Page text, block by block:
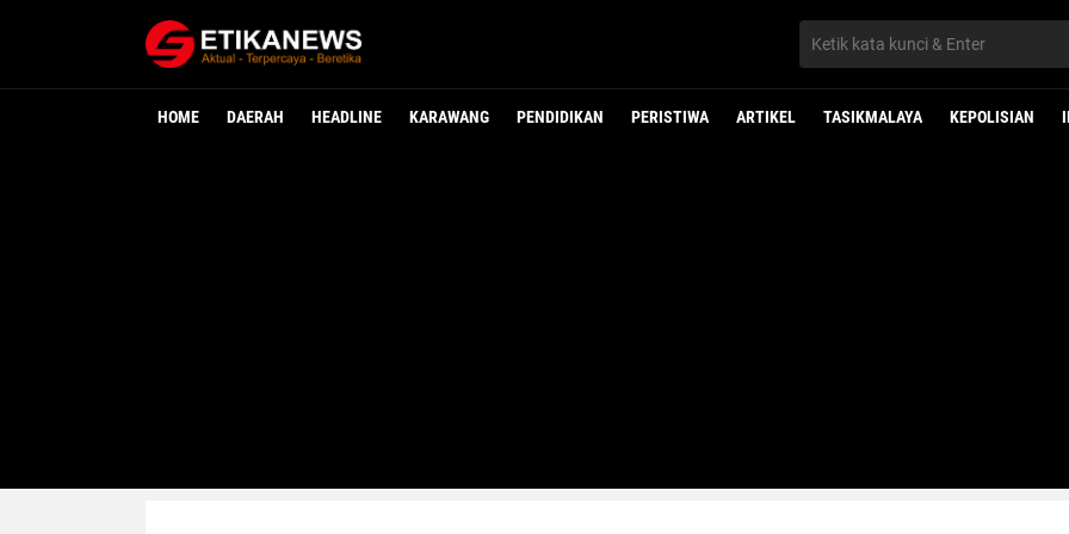
HOME DAERAH HEADLINE KARAWANG PENDIDIKAN PERISTIWA ARTIKEL TASIKMALAYA KEPOLISIAN